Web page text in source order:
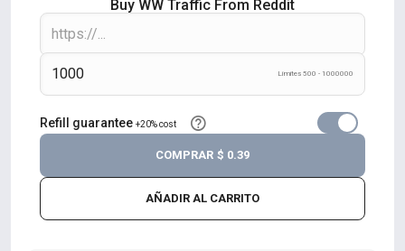
Buy WW Traffic From Reddit
Límites 500 - 1000000
Refill guarantee +20% cost
AÑADIR AL CARRITO
COMPRAR $ 0.39